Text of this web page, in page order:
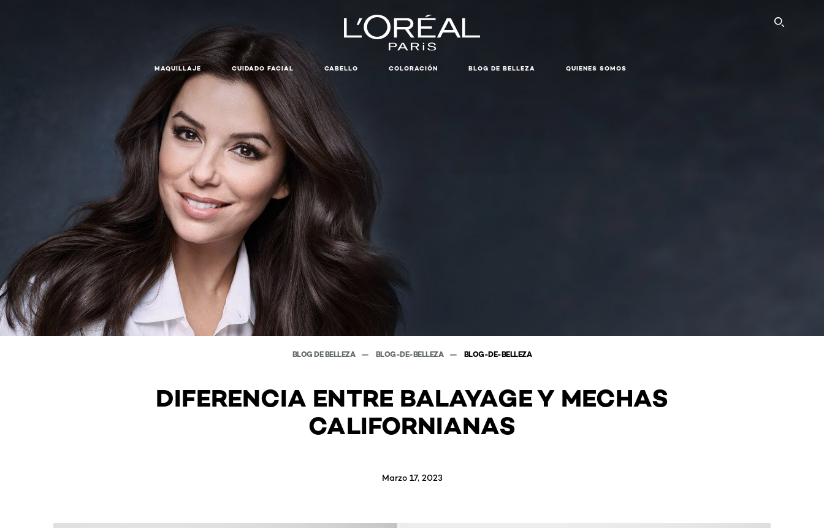
MAQUILLAJE CUIDADO FACIAL CABELLO COLORACIÓN BLOG DE BELLEZA QUIENES SOMOS
BLOG DE BELLEZA BLOG-DE-BELLEZA BLOG-DE-BELLEZA
DIFERENCIA ENTRE BALAYAGE Y MECHAS
CALIFORNIANAS
Marzo 17, 2023